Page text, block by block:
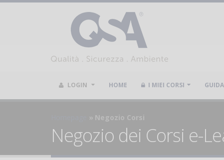
LOGIN HOME I MIEI CORSI GUIDA
Negozio Corsi
Negozio dei Corsi e-